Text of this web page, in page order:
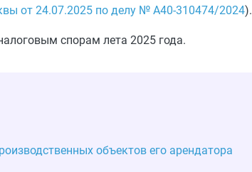
от 24.07.2025 по делу № А40-310474/2024).
спорам лета 2025 года.
объектов его арендатора